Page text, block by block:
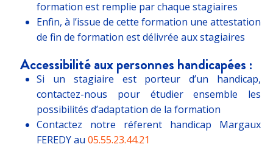
formation est remplie par chaque stagiaires
Enfin, à l’issue de cette formation une attestation
de fin de formation est délivrée aux stagiaires
Accessibilité aux personnes handicapées :
Si un stagiaire est porteur d’un handicap,
contactez-nous pour étudier ensemble les
possibilités d’adaptation de la formation
Contactez notre réferent handicap Margaux
FEREDY au 05.55.23.44.21